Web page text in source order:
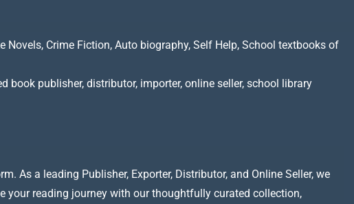
Crime Fiction, Auto biography, Self Help, School textbooks of
book publisher, distributor, importer, online seller, school library
As a leading Publisher, Exporter, Distributor, and Online Seller, we
your reading journey with our thoughtfully curated collection,